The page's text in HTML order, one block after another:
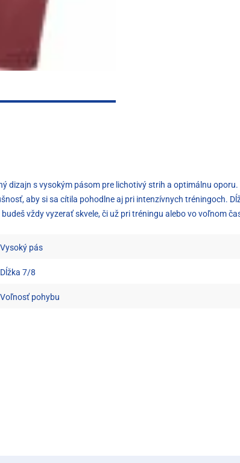
dizajn s vysokým pásom pre lichotivý strih a optimálnu
aby si sa cítila pohodlne aj pri intenzívnych tréningoch.
vždy vyzerať skvele, či už pri tréningu alebo vo voľnom
Vysoký pás
Dĺžka 7/8
Voľnosť pohybu